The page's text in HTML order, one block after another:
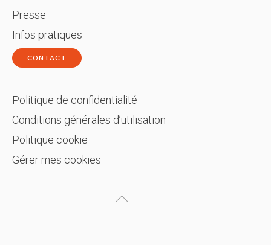
Presse
Infos pratiques
CONTACT
Politique de confidentialité
Conditions générales d’utilisation
Politique cookie
Gérer mes cookies